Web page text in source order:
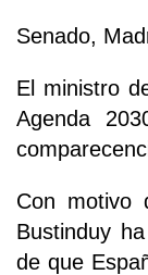
Senado,
El ministro
Agenda
Con motivo
Bustinduy
de que